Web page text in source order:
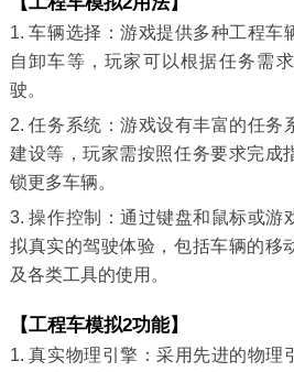
1. 车辆选择：游戏提供多种工程车
自卸车等，玩家可以根据任务需
驶。
2. 任务系统：游戏设有丰富的任务
建设等，玩家需按照任务要求完成
锁更多车辆。
3. 操作控制：通过键盘和鼠标或游
拟真实的驾驶体验，包括车辆的移
及各类工具的使用。
【工程车模拟2功能】
1. 真实物理引擎：采用先进的物理